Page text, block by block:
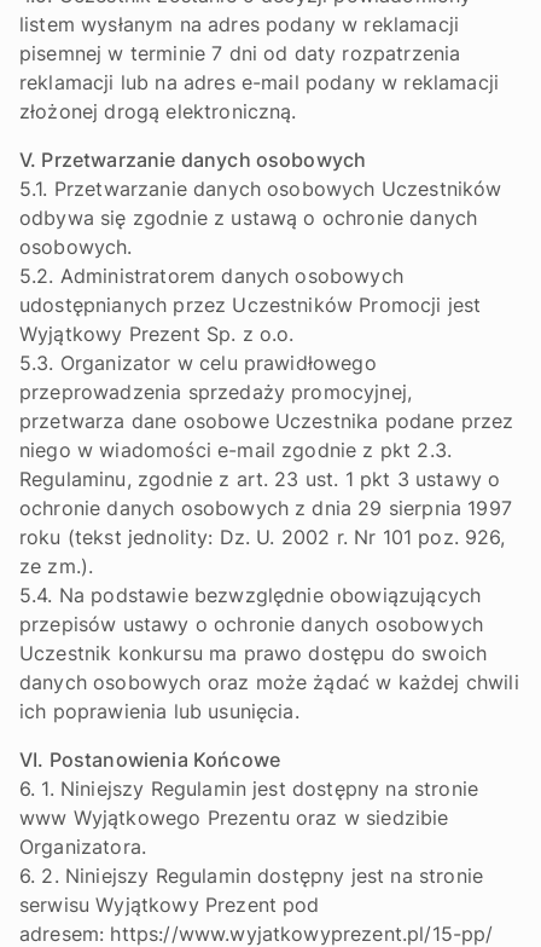
listem wysłanym na adres podany w reklamacji
pisemnej w terminie 7 dni od daty rozpatrzenia
reklamacji lub na adres e-mail podany w reklamacji
złożonej drogą elektroniczną.
V. Przetwarzanie danych osobowych
5.1. Przetwarzanie danych osobowych Uczestników
odbywa się zgodnie z ustawą o ochronie danych
osobowych.
5.2. Administratorem danych osobowych
udostępnianych przez Uczestników Promocji jest
Wyjątkowy Prezent Sp. z o.o.
5.3. Organizator w celu prawidłowego
przeprowadzenia sprzedaży promocyjnej,
przetwarza dane osobowe Uczestnika podane przez
niego w wiadomości e-mail zgodnie z pkt 2.3.
Regulaminu, zgodnie z art. 23 ust. 1 pkt 3 ustawy o
ochronie danych osobowych z dnia 29 sierpnia 1997
roku (tekst jednolity: Dz. U. 2002 r. Nr 101 poz. 926,
ze zm.).
5.4. Na podstawie bezwzględnie obowiązujących
przepisów ustawy o ochronie danych osobowych
Uczestnik konkursu ma prawo dostępu do swoich
danych osobowych oraz może żądać w każdej chwili
ich poprawienia lub usunięcia.
VI. Postanowienia Końcowe
6. 1. Niniejszy Regulamin jest dostępny na stronie
www Wyjątkowego Prezentu oraz w siedzibie
Organizatora.
6. 2. Niniejszy Regulamin dostępny jest na stronie
serwisu Wyjątkowy Prezent pod
adresem: https://www.wyjatkowyprezent.pl/15-pp/